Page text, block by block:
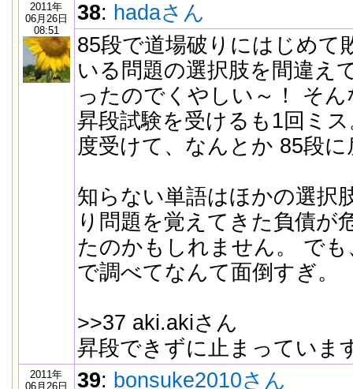
2011年
06月26日
08:51
38: hadaさん
85段で道場破りにはじめて
いる問題の選択肢を間違え
ったのでくやしい～！ そ
昇段試験を受けるも1回ミ
度受けて、なんとか 85段
知らない単語はほかの選択
り問題を覚えてきた負債が
たのかもしれません。 で
で調べてなんて面倒すぎ。
>>37 aki.akiさん
昇段できずに止まっていま
2011年
06月26日
39: bonsuke2010さん